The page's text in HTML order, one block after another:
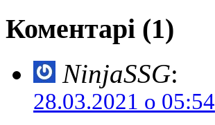
Коментарі (1)
NinjaSSG:
28.03.2021 о 05:54